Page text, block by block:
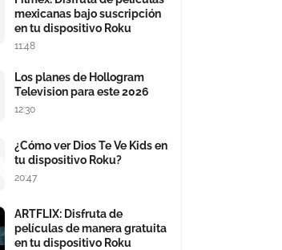
mexicanas bajo suscripción
en tu dispositivo Roku
11:48
Los planes de Hollogram
Television para este 2026
12:30
¿Cómo ver Dios Te Ve Kids en
tu dispositivo Roku?
20:47
ARTFLIX: Disfruta de
películas de manera gratuita
en tu dispositivo Roku